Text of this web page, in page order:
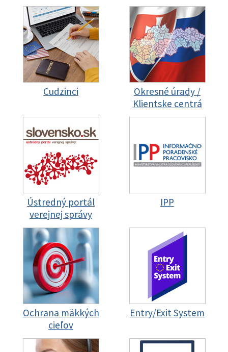
Cudzinci
Okresné úrady /
Klientske centrá
Ústredný portál
verejnej správy
IPP
Ochrana mäkkých
cieľov
Entry/Exit System